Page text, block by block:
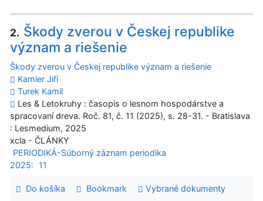
2. Škody zverou v Českej republike
význam a riešenie
Škody zverou v Českej republike význam a riešenie
Kamler Jiří
Turek Kamil
Les & Letokruhy : časopis o lesnom hospodárstve a
spracovaní dreva. Roč. 81, č. 11 (2025), s. 28-31. - Bratislava
: Lesmedium, 2025
xcla - ČLÁNKY
PERIODIKÁ-Súborný záznam periodika
2025:
11
Do košíka Bookmark Vybrané dokumenty